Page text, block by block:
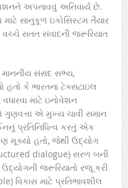
અપનાવવું અનિવાર્ય છે.
માટે સાનુકૂળ ઇકોસિસ્ટમ તૈયાર
સતત સંવાદની જરૂરિયાત
માનનીય સંસદ સભ્ય,
હતો કે ભારતના ટેક્સટાઇલ
વધારવા માટે ઇનોવેશન
ગુણવત્તા એ મુખ્ય ચાવી સમાન
પ્રતિનિધિત્વ કરતું એક
મૂક્યો હતો, જેથી ઉદ્યોગ
dialogue) સરળ બની
જરૂરિયાતો રજૂ કરી
વિકાસ માટે પ્રતિભાવશીલ